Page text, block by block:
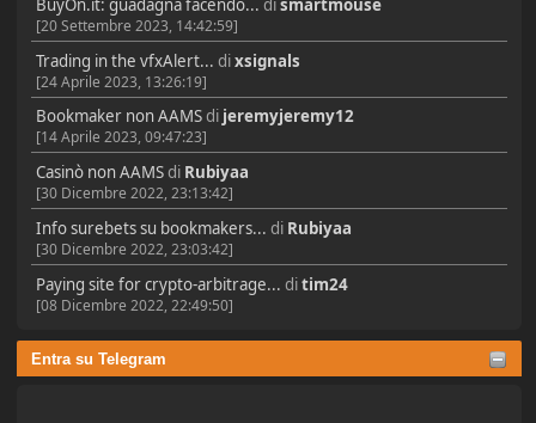
[20 Settembre 2023, 14:42:59]
Trading in the vfxAlert... dixsignals
[24 Aprile 2023, 13:26:19]
Bookmaker non AAMSdi jeremyjeremy12
[14 Aprile 2023, 09:47:23]
Casinò non AAMSdi Rubiyaa
[30 Dicembre 2022, 23:13:42]
Info surebets su bookmakers... di Rubiyaa
[30 Dicembre 2022, 23:03:42]
Paying site for crypto-arbitrage... ditim24
[08 Dicembre 2022, 22:49:50]
Entra su Telegram